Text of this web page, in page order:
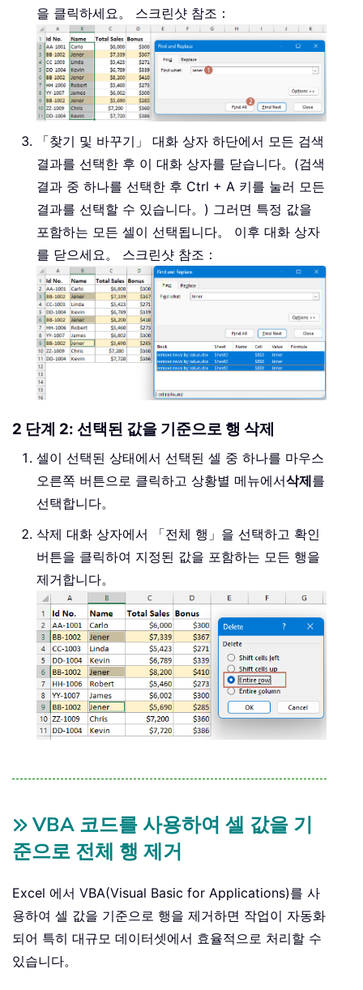
을 클릭하세요。 스크린샷 참조：
「찾기 및 바꾸기」 대화 상자 하단에서 모든 검색
결과를 선택한 후 이 대화 상자를 닫습니다。(검색
결과 중 하나를 선택한 후 Ctrl + A 키를 눌러 모든
결과를 선택할 수 있습니다。) 그러면 특정 값을
포함하는 모든 셀이 선택됩니다。 이후 대화 상자
를 닫으세요。 스크린샷 참조：
2 단계 2: 선택된 값을 기준으로 행 삭제
셀이 선택된 상태에서 선택된 셀 중 하나를 마우스
오른쪽 버튼으로 클릭하고 상황별 메뉴에서삭제를
선택합니다。
삭제 대화 상자에서 「전체 행」을 선택하고 확인
버튼을 클릭하여 지정된 값을 포함하는 모든 행을
제거합니다。
VBA 코드를 사용하여 셀 값을 기
준으로 전체 행 제거
Excel 에서 VBA(Visual Basic for Applications)를 사
용하여 셀 값을 기준으로 행을 제거하면 작업이 자동화
되어 특히 대규모 데이터셋에서 효율적으로 처리할 수
있습니다。